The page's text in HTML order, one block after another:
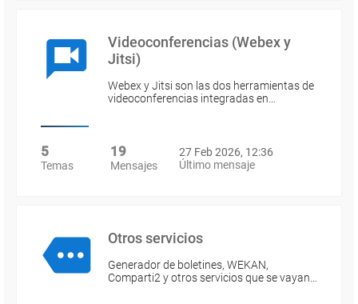
Videoconferencias (Webex y
Jitsi)
Webex y Jitsi son las dos herramientas de
videoconferencias integradas en…
5
Temas
19
Mensajes
27 Feb 2026, 12:36
Último mensaje
Otros servicios
Generador de boletines, WEKAN,
Comparti2 y otros servicios que se vayan…